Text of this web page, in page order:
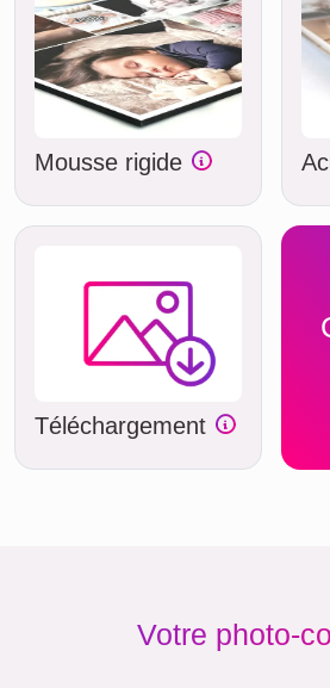
Mousse rigide
Téléchargement
Votre photo-